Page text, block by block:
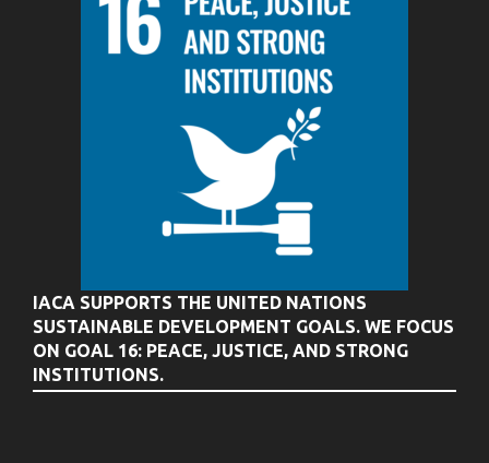
IACA SUPPORTS THE UNITED NATIONS
SUSTAINABLE DEVELOPMENT GOALS. WE FOCUS
ON GOAL 16: PEACE, JUSTICE, AND STRONG
INSTITUTIONS.